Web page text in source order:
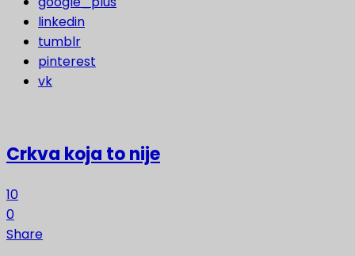
linkedin
tumblr
pinterest
vk
Crkva koja to nije
10
0
Share